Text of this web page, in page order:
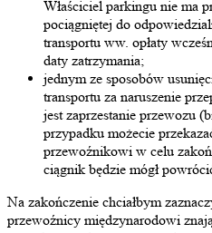
Właściciel parkingu nie ma
pociągniętej do
transportu ww. opłaty
daty zatrzymania;
jednym ze sposobów
transportu za naruszenie
jest zaprzestanie przewozu
przypadku możecie
przewoźnikowi w celu
ciągnik będzie mógł
Na zakończenie chciałbym
przewoźnicy międzynarodowi